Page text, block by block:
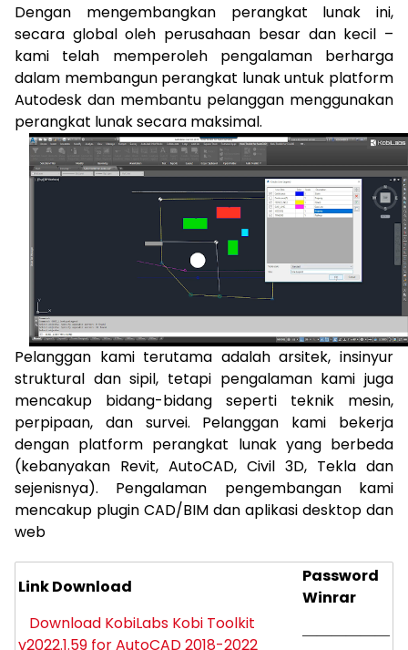
Dengan mengembangkan perangkat lunak ini,
secara global oleh perusahaan besar dan kecil –
kami telah memperoleh pengalaman berharga
dalam membangun perangkat lunak untuk platform
Autodesk dan membantu pelanggan menggunakan
perangkat lunak secara maksimal.
​Pelanggan kami terutama adalah arsitek, insinyur
struktural dan sipil, tetapi pengalaman kami juga
mencakup bidang-bidang seperti teknik mesin,
perpipaan, dan survei. Pelanggan kami bekerja
dengan platform perangkat lunak yang berbeda
(kebanyakan Revit, AutoCAD, Civil 3D, Tekla dan
sejenisnya). Pengalaman pengembangan kami
mencakup plugin CAD/BIM dan aplikasi desktop dan
web
Link Download
Password
Winrar
Download KobiLabs Kobi Toolkit
v2022.1.59 for AutoCAD 2018-2022
——————